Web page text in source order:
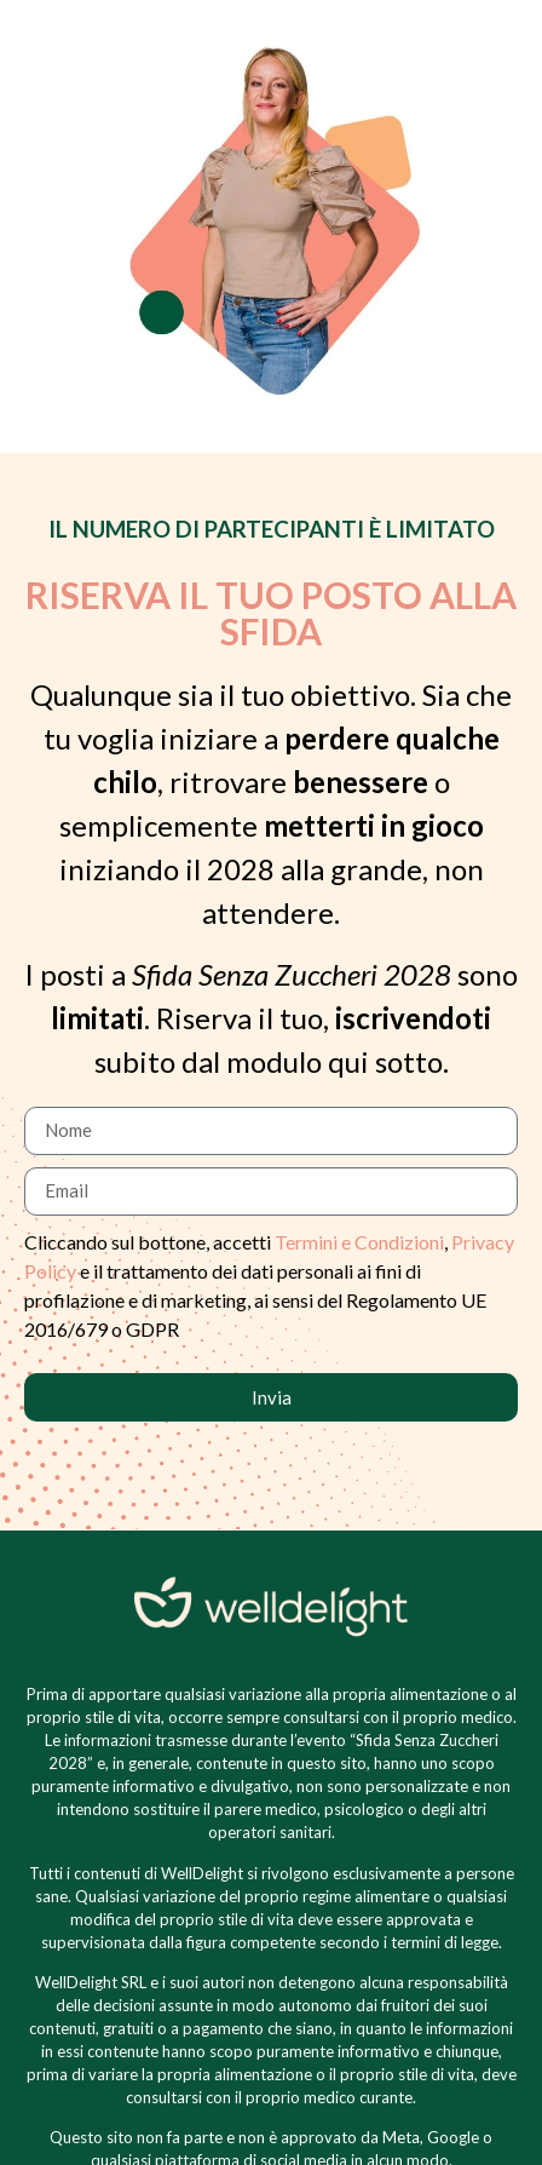
IL NUMERO DI PARTECIPANTI È LIMITATO
RISERVA IL TUO POSTO ALLA
SFIDA
Qualunque sia il tuo obiettivo. Sia che
tu voglia iniziare a perdere qualche
chilo, ritrovare benessere o
semplicemente metterti in gioco
iniziando il 2028 alla grande, non
attendere.
I posti a Sfida Senza Zuccheri 2028 sono
limitati. Riserva il tuo, iscrivendoti
subito dal modulo qui sotto.
Cliccando sul bottone, accetti Termini e Condizioni, Privacy
Policye il trattamento dei dati personali ai fini di
profilazione e di marketing, ai sensi del Regolamento UE
2016/679 o GDPR
Invia
Prima di apportare qualsiasi variazione alla propria alimentazione o al
proprio stile di vita, occorre sempre consultarsi con il proprio medico.
Le informazioni trasmesse durante l’evento “Sfida Senza Zuccheri
2028” e, in generale, contenute in questo sito, hanno uno scopo
puramente informativo e divulgativo, non sono personalizzate e non
intendono sostituire il parere medico, psicologico o degli altri
operatori sanitari.
Tutti i contenuti di WellDelight si rivolgono esclusivamente a persone
sane. Qualsiasi variazione del proprio regime alimentare o qualsiasi
modifica del proprio stile di vita deve essere approvata e
supervisionata dalla figura competente secondo i termini di legge.
WellDelight SRL e i suoi autori non detengono alcuna responsabilità
delle decisioni assunte in modo autonomo dai fruitori dei suoi
contenuti, gratuiti o a pagamento che siano, in quanto le informazioni
in essi contenute hanno scopo puramente informativo e chiunque,
prima di variare la propria alimentazione o il proprio stile di vita, deve
consultarsi con il proprio medico curante.
Questo sito non fa parte e non è approvato da Meta, Google o
qualsiasi piattaforma di social media in alcun modo.